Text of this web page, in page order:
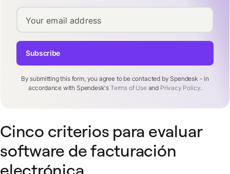
Your email address
By submitting this form, you agree to be contacted by Spendesk - in
accordance with Spendesk's Terms of Useand Privacy Policy.
Subscribe
Cinco criterios para evaluar
software de facturación
electrónica